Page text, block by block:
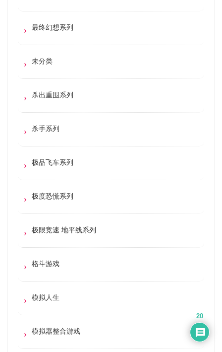
最终幻想系列
未分类
杀出重围系列
杀手系列
极品飞车系列
极度恐慌系列
极限竞速 地平线系列
格斗游戏
模拟人生
模拟器整合游戏
20